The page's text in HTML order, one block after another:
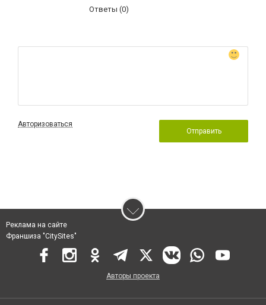
Ответы (0)
Авторизоваться
Отправить
Реклама на сайте
Франшиза "CitySites"
Авторы проекта